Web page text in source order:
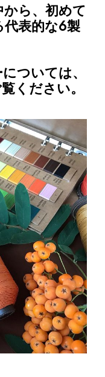
ら、 初めて
表的な6製
ついては、
ください。